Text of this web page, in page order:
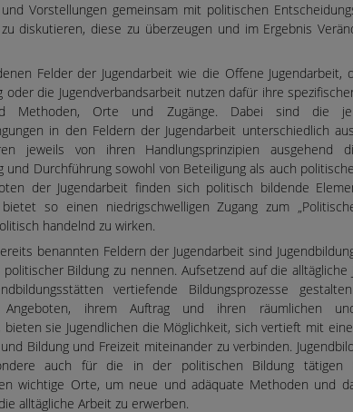
Vorstellungen gemeinsam mit politischen
diskutieren, diese zu überzeugen und im Ergebnis
Felder der Jugendarbeit wie die Offene Jugendarbeit,
oder die Jugendverbandsarbeit nutzen dafür ihre
Methoden, Orte und Zugänge. Dabei sind die
in den Feldern der Jugendarbeit unterschiedlich
jeweils von ihren Handlungsprinzipien ausgehend
und Durchführung sowohl von Beteiligung als auch
der Jugendarbeit finden sich politisch bildende
bietet so einen niedrigschwelligen Zugang zum
handelnd zu wirken.
benannten Feldern der Jugendarbeit sind
Bildung zu nennen. Aufsetzend auf die alltägliche
vertiefende Bildungsprozesse
Angeboten, ihrem Auftrag und ihren räumlichen
bieten sie Jugendlichen die Möglichkeit, sich vertieft mit
Bildung und Freizeit miteinander zu verbinden.
auch für die in der politischen Bildung tätigen
wichtige Orte, um neue und adäquate Methoden und
alltägliche Arbeit zu erwerben.